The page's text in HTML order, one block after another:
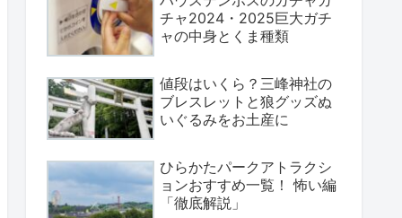
チャ2024・2025巨大ガチ
ャの中身とくま種類
値段はいくら？三峰神社の
ブレスレットと狼グッズぬ
いぐるみをお土産に
ひらかたパークアトラクシ
ョンおすすめ一覧！ 怖い編
「徹底解説」